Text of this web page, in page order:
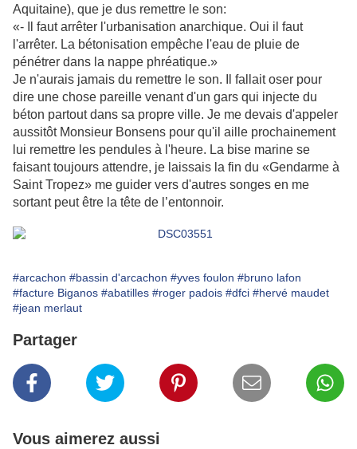
Aquitaine), que je dus remettre le son:
«- Il faut arrêter l'urbanisation anarchique. Oui il faut
l'arrêter. La bétonisation empêche l'eau de pluie de
pénétrer dans la nappe phréatique.»
Je n'aurais jamais du remettre le son. Il fallait oser pour
dire une chose pareille venant d'un gars qui injecte du
béton partout dans sa propre ville. Je me devais d'appeler
aussitôt Monsieur Bonsens pour qu'il aille prochainement
lui remettre les pendules à l'heure. La bise marine se
faisant toujours attendre, je laissais la fin du «Gendarme à
Saint Tropez» me guider vers d'autres songes en me
sortant peut être la tête de l’entonnoir.
#arcachon #bassin d'arcachon #yves foulon #bruno lafon
#facture Biganos #abatilles #roger padois #dfci #hervé maudet
#jean merlaut
Partager
Vous aimerez aussi